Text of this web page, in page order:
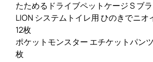
たためるドライブペットケージ S ブ
LION システムトイレ用 ひのきでニオ
12枚
ポケットモンスター エチケットパン
枚